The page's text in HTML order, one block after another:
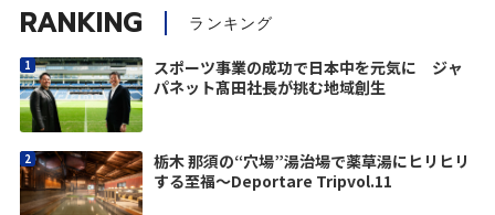
RANKING ランキング
スポーツ事業の成功で日本中を元気に ジャ
パネット髙田社長が挑む地域創生
栃木 那須の“穴場”湯治場で薬草湯にヒリヒリ
する至福〜Deportare Tripvol.11